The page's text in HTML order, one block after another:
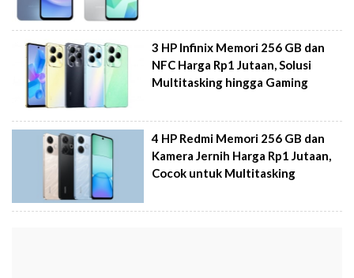
3 HP Infinix Memori 256 GB dan
NFC Harga Rp1 Jutaan, Solusi
Multitasking hingga Gaming
4 HP Redmi Memori 256 GB dan
Kamera Jernih Harga Rp1 Jutaan,
Cocok untuk Multitasking